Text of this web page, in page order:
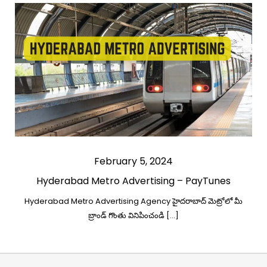
February 5, 2024
Hyderabad Metro Advertising – PayTunes
Hyderabad Metro Advertising Agency హైదరాబాద్ మెట్రోలో మీ
బ్రాండ్ గొంతు వినిపించండి […]